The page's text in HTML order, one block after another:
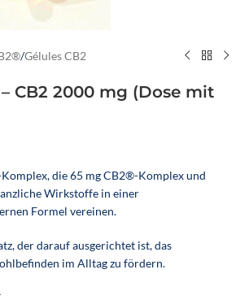
/Gélules CB2
CB2 2000 mg (Dose mit
die 65 mg CB2®-Komplex und
Wirkstoffe in einer
Formel vereinen.
der darauf ausgerichtet ist, das
im Alltag zu fördern.